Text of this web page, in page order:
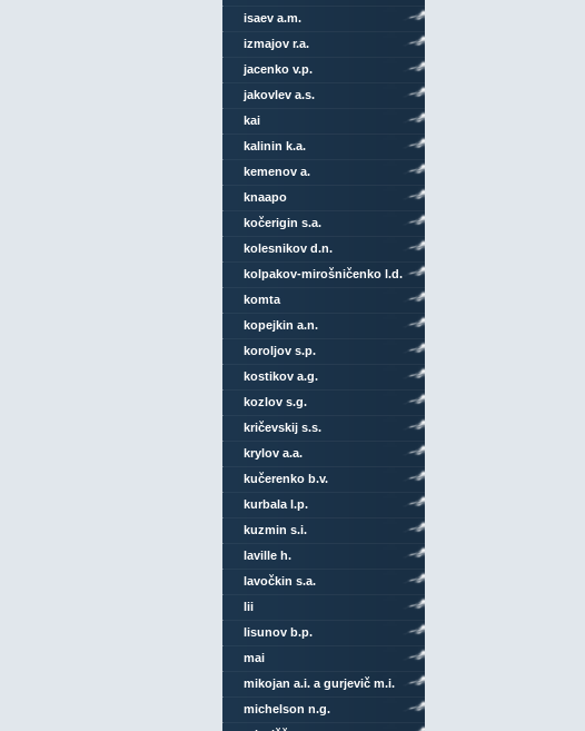
isaev a.m.
izmajov r.a.
jacenko v.p.
jakovlev a.s.
kai
kalinin k.a.
kemenov a.
knaapo
kočerigin s.a.
kolesnikov d.n.
kolpakov-mirošničenko l.d.
komta
kopejkin a.n.
koroljov s.p.
kostikov a.g.
kozlov s.g.
kričevskij s.s.
krylov a.a.
kučerenko b.v.
kurbala l.p.
kuzmin s.i.
laville h.
lavočkin s.a.
lii
lisunov b.p.
mai
mikojan a.i. a gurjevič m.i.
michelson n.g.